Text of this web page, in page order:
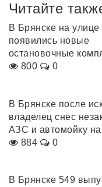
Читайте
В Брянске на улице
появились новые
остановочные
800
0
В Брянске после
владелец снес
АЗС и автомойку
884
0
В Брянске 549